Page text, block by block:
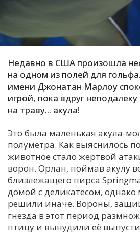
Е
И
М
Н
Недавно в США произошла
на одном из полей для
имени Джонатан Марлоу
игрой, пока вдруг
на траву... акула!
Это была маленькая акула-
полуметра. Как выяснилось
животное стало жертвой
ворон. Орлан, поймав акулу
близлежащего пирса
домой с деликатесом,
решили иначе. Вороны,
гнезда в этот период
птицу и вынудили её